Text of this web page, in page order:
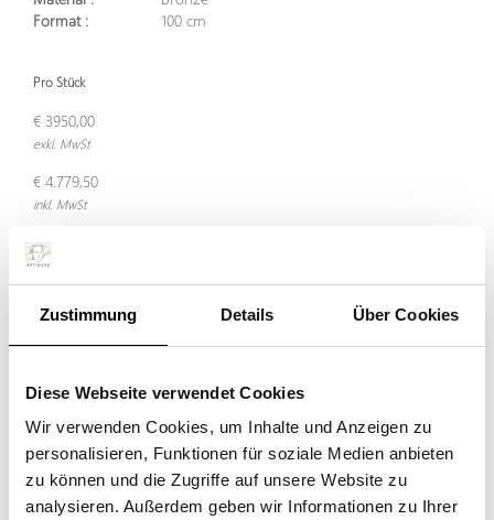
Zustimmung Details Über Cookies
Diese Webseite verwendet Cookies
Wir verwenden Cookies, um Inhalte und Anzeigen zu
personalisieren, Funktionen für soziale Medien anbieten
zu können und die Zugriffe auf unsere Website zu
analysieren. Außerdem geben wir Informationen zu Ihrer
Format :
100 cm
Pro Stück
€ 3950,00
exkl. MwSt
€ 4.779,50
inkl. MwSt
In den Warenkorb legen
Echte Bronze ist wertvoll, warm und zeitlos!
Vorrätig
(Lieferzeit 2-3 Werktagen)
Der angegebene Preis ist inkl. Versandkosten.